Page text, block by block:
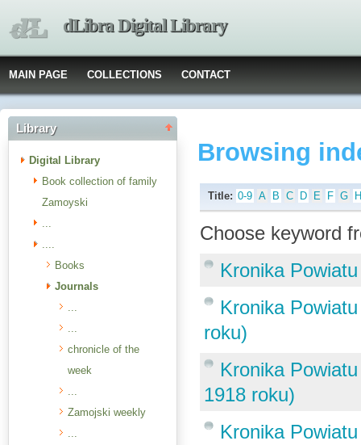
dLibra Digital Library
MAIN PAGE COLLECTIONS CONTACT
Library
Digital Library
Book collection of family
Zamoyski
...
....
Books
Journals
...
...
chronicle of the
week
...
Zamojski weekly
...
Browsing
Title: 0-9 A B C D E F G
Choose keyword
Kronika
Kronika
roku)
Kronika
1918 roku)
Kronika